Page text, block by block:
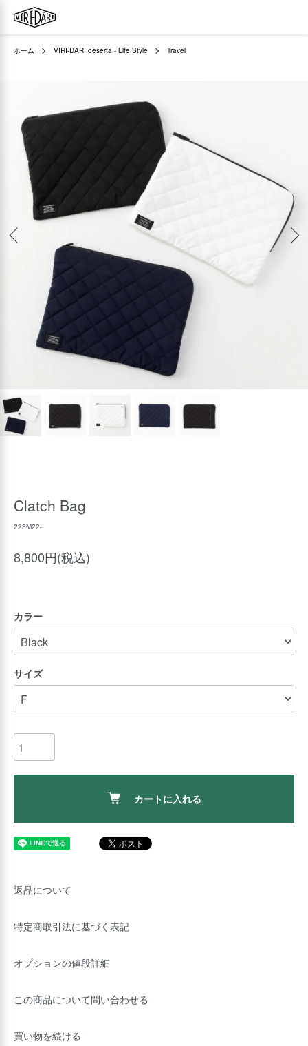
ホーム VIRI-DARI deserta - Life Style Travel
Clatch Bag
223M22-
8,800円(税込)
カラー
サイズ
カートに入れる
返品について
特定商取引法に基づく表記
オプションの値段詳細
この商品について問い合わせる
買い物を続ける